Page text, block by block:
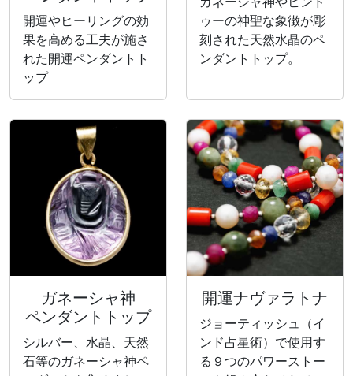
開運やヒーリングの効
果を高める工夫が施さ
れた開運ペンダントト
ップ
ゥーの神聖な象徴が彫
刻された天然水晶のペ
ンダントトップ。
ガネーシャ神
ペンダントトップ
シルバー、水晶、天然
石等のガネーシャ神ペ
開運ナヴァラトナ
ジョーティッシュ（イ
ンド占星術）で使用す
る９つのパワーストー